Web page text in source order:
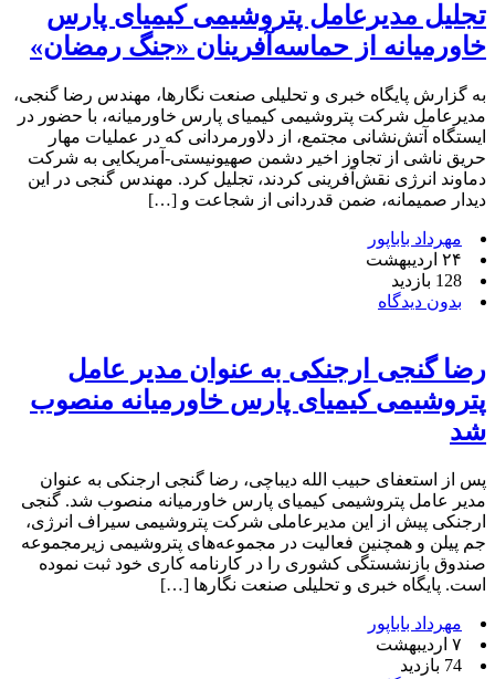
تجلیل مدیرعامل پتروشیمی کیمیای پارس
خاورمیانه از حماسه‌آفرینان «جنگ رمضان»
به گزارش پایگاه خبری و تحلیلی صنعت نگارها، مهندس رضا گنجی،
مدیرعامل شرکت پتروشیمی کیمیای پارس خاورمیانه، با حضور در
ایستگاه آتش‌نشانی مجتمع، از دلاورمردانی که در عملیات مهار
حریق ناشی از تجاوز اخیر دشمن صهیونیستی-آمریکایی به شرکت
دماوند انرژی نقش‌آفرینی کردند، تجلیل کرد. مهندس گنجی در این
دیدار صمیمانه، ضمن قدردانی از شجاعت و […]
مهرداد باباپور
۲۴ اردیبهشت
128 بازدید
بدون دیدگاه
رضا گنجی ارجنکی به عنوان مدیر عامل
پتروشیمی کیمیای پارس خاورمیانه منصوب
شد
پس از استعفای حبیب الله دیباچی، رضا گنجی ارجنکی به عنوان
مدیر عامل پتروشیمی کیمیای پارس خاورمیانه منصوب شد. گنجی
ارجنکی پیش از این مدیرعاملی شرکت پتروشیمی سیراف انرژی،
جم پیلن و همچنین فعالیت در مجموعه‌های پتروشیمی زیرمجموعه
صندوق بازنشستگی کشوری را در کارنامه کاری خود ثبت نموده
است. پایگاه خبری و تحلیلی صنعت نگارها […]
مهرداد باباپور
۷ اردیبهشت
74 بازدید